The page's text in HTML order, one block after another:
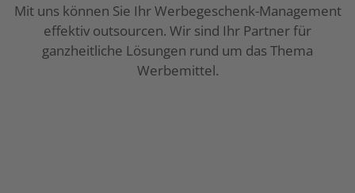
Mit uns können Sie Ihr Werbegeschenk-Management
effektiv outsourcen. Wir sind Ihr Partner für
ganzheitliche Lösungen rund um das Thema
Werbemittel.